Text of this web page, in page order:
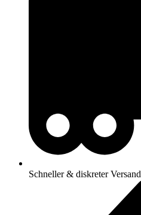
Schneller & diskreter Versand